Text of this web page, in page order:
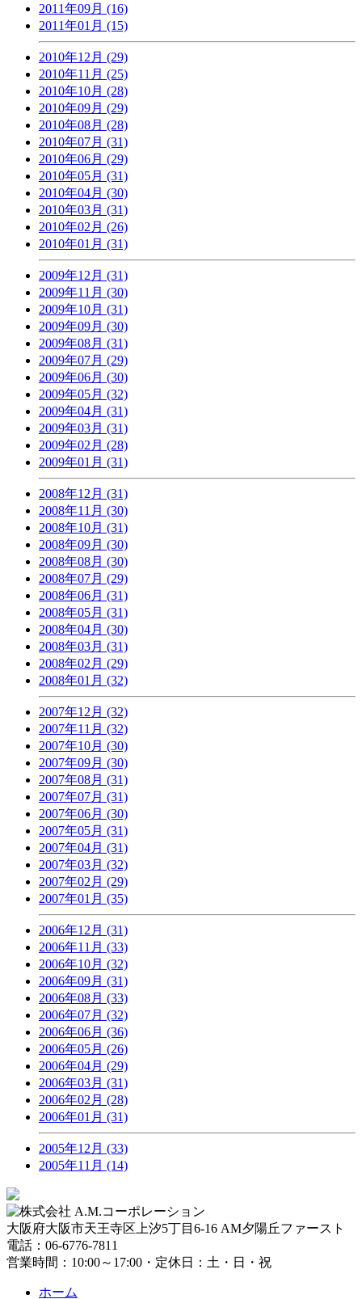
2011年09月 (16)
2011年01月 (15)
2010年12月 (29)
2010年11月 (25)
2010年10月 (28)
2010年09月 (29)
2010年08月 (28)
2010年07月 (31)
2010年06月 (29)
2010年05月 (31)
2010年04月 (30)
2010年03月 (31)
2010年02月 (26)
2010年01月 (31)
2009年12月 (31)
2009年11月 (30)
2009年10月 (31)
2009年09月 (30)
2009年08月 (31)
2009年07月 (29)
2009年06月 (30)
2009年05月 (32)
2009年04月 (31)
2009年03月 (31)
2009年02月 (28)
2009年01月 (31)
2008年12月 (31)
2008年11月 (30)
2008年10月 (31)
2008年09月 (30)
2008年08月 (30)
2008年07月 (29)
2008年06月 (31)
2008年05月 (31)
2008年04月 (30)
2008年03月 (31)
2008年02月 (29)
2008年01月 (32)
2007年12月 (32)
2007年11月 (32)
2007年10月 (30)
2007年09月 (30)
2007年08月 (31)
2007年07月 (31)
2007年06月 (30)
2007年05月 (31)
2007年04月 (31)
2007年03月 (32)
2007年02月 (29)
2007年01月 (35)
2006年12月 (31)
2006年11月 (33)
2006年10月 (32)
2006年09月 (31)
2006年08月 (33)
2006年07月 (32)
2006年06月 (36)
2006年05月 (26)
2006年04月 (29)
2006年03月 (31)
2006年02月 (28)
2006年01月 (31)
2005年12月 (33)
2005年11月 (14)
大阪府大阪市天王寺区上汐5丁目6-16 AM夕陽丘ファースト
電話：06-6776-7811
営業時間：10:00～17:00・定休日：土・日・祝
ホーム